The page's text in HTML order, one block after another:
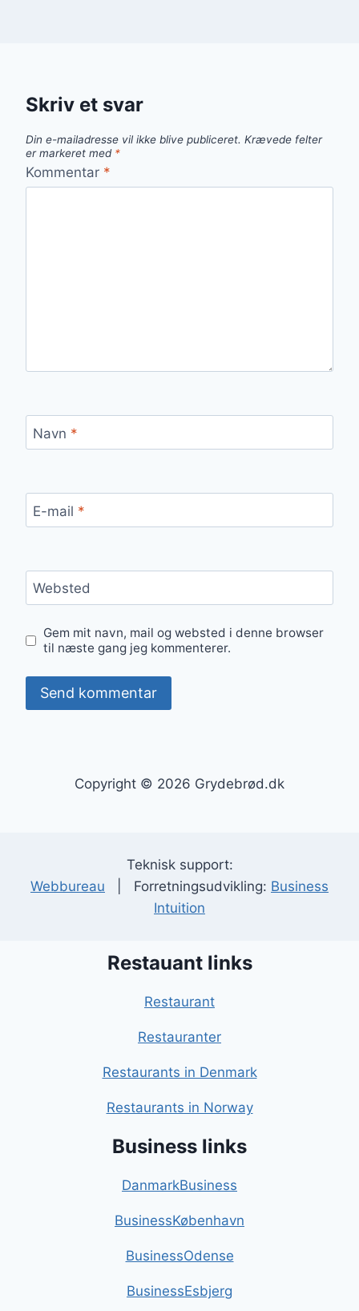
Skriv et svar
Din e-mailadresse vil ikke blive publiceret. Krævede felter
er markeret med *
Kommentar *
Navn *
E-mail *
Websted
Gem mit navn, mail og websted i denne browser
til næste gang jeg kommenterer.
Copyright © 2026 Grydebrød.dk
Teknisk support:
Webbureau | Forretningsudvikling: Business
Intuition
Restauant links
Restaurant
Restauranter
Restaurants in Denmark
Restaurants in Norway
Business links
DanmarkBusiness
BusinessKøbenhavn
BusinessOdense
BusinessEsbjerg